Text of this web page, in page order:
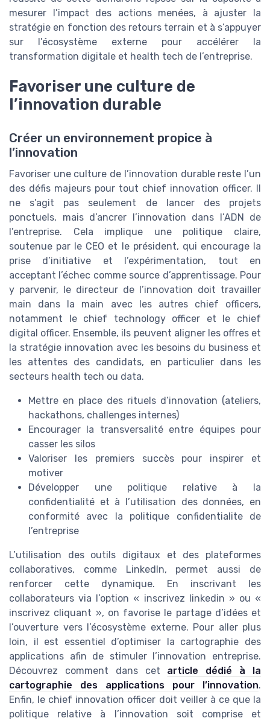
mesurer l’impact des actions menées, à ajuster la
stratégie en fonction des retours terrain et à s’appuyer
sur l’écosystème externe pour accélérer la
transformation digitale et health tech de l’entreprise.
Favoriser une culture de
l’innovation durable
Créer un environnement propice à
l’innovation
Favoriser une culture de l’innovation durable reste l’un
des défis majeurs pour tout chief innovation officer. Il
ne s’agit pas seulement de lancer des projets
ponctuels, mais d’ancrer l’innovation dans l’ADN de
l’entreprise. Cela implique une politique claire,
soutenue par le CEO et le président, qui encourage la
prise d’initiative et l’expérimentation, tout en
acceptant l’échec comme source d’apprentissage. Pour
y parvenir, le directeur de l’innovation doit travailler
main dans la main avec les autres chief officers,
notamment le chief technology officer et le chief
digital officer. Ensemble, ils peuvent aligner les offres et
la stratégie innovation avec les besoins du business et
les attentes des candidats, en particulier dans les
secteurs health tech ou data.
Mettre en place des rituels d’innovation (ateliers,
hackathons, challenges internes)
Encourager la transversalité entre équipes pour
casser les silos
Valoriser les premiers succès pour inspirer et
motiver
Développer une politique relative à la
confidentialité et à l’utilisation des données, en
conformité avec la politique confidentialite de
l’entreprise
L’utilisation des outils digitaux et des plateformes
collaboratives, comme LinkedIn, permet aussi de
renforcer cette dynamique. En inscrivant les
collaborateurs via l’option « inscrivez linkedin » ou «
inscrivez cliquant », on favorise le partage d’idées et
l’ouverture vers l’écosystème externe. Pour aller plus
loin, il est essentiel d’optimiser la cartographie des
applications afin de stimuler l’innovation entreprise.
Découvrez comment dans cet article dédié à la
cartographie des applications pour l’innovation.
Enfin, le chief innovation officer doit veiller à ce que la
politique relative à l’innovation soit comprise et